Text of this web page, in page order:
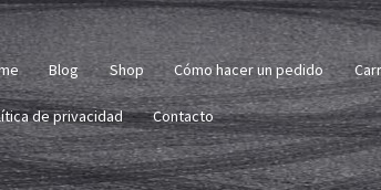
Blog Shop Cómo hacer un pedido
de privacidad Contacto